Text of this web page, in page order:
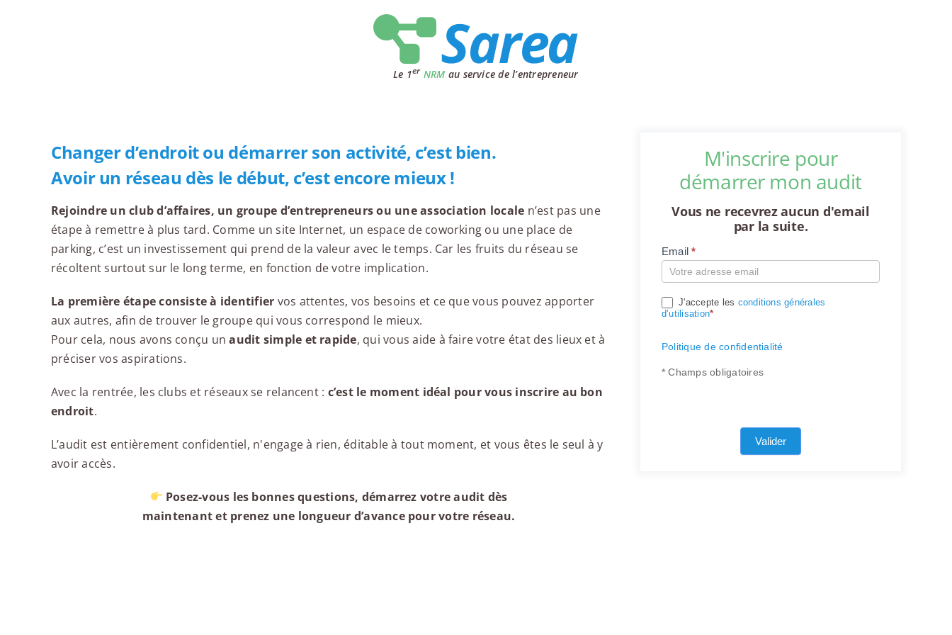
Le 1er NRM au service de l’entrepreneur
Changer d’endroit ou démarrer son activité, c’est bien.
Avoir un réseau dès le début, c’est encore mieux !
Rejoindre un club d’affaires, un groupe d’entrepreneurs ou une association locale n’est pas une
étape à remettre à plus tard. Comme un site Internet, un espace de coworking ou une place de
parking, c’est un investissement qui prend de la valeur avec le temps. Car les fruits du réseau se
récoltent surtout sur le long terme, en fonction de votre implication.
La première étape consiste à identifier vos attentes, vos besoins et ce que vous pouvez apporter
aux autres, afin de trouver le groupe qui vous correspond le mieux.
Pour cela, nous avons conçu unaudit simple et rapide, qui vous aide à faire votre état des lieux et à
préciser vos aspirations.
Avec la rentrée, les clubs et réseaux se relancent : c’est le moment idéal pour vous inscrire au bon
endroit.
L’audit est entièrement confidentiel, n'engage à rien, éditable à tout moment, et vous êtes le seul à y
avoir accès.
Posez-vous les bonnes questions, démarrez votre audit dès
maintenant et prenez une longueur d’avance pour votre réseau.
M'inscrire pour
démarrer mon audit
Vous ne recevrez aucun d'email
par la suite.
Compte
Email*
J'accepte les conditions générales
d’utilisation*
Politique de confidentialité
* Champs obligatoires
Valider